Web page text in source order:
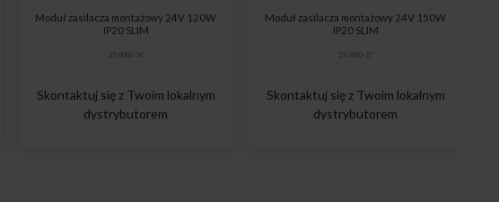
Moduł zasilacza montażowy 24V 120W
IP20 SLIM
23-0000-36
Skontaktuj się z Twoim lokalnym
dystrybutorem
Moduł zasilacza montażowy 24V 150W
IP20 SLIM
23-0000-37
Skontaktuj się z Twoim lokalnym
dystrybutorem